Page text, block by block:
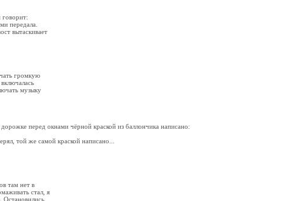
говорит:
передала.
вытаскивает
громкую
музыку
перед окнами чёрной краской из баллончика написано:
той же самой краской написано...
там нет в
стал, я